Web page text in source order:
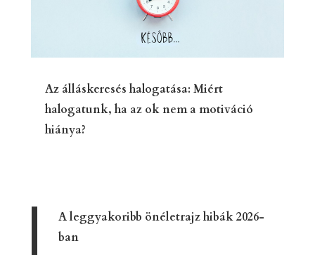
Az álláskeresés halogatása: Miért
halogatunk, ha az ok nem a motiváció
hiánya?
A leggyakoribb önéletrajz hibák 2026-
ban